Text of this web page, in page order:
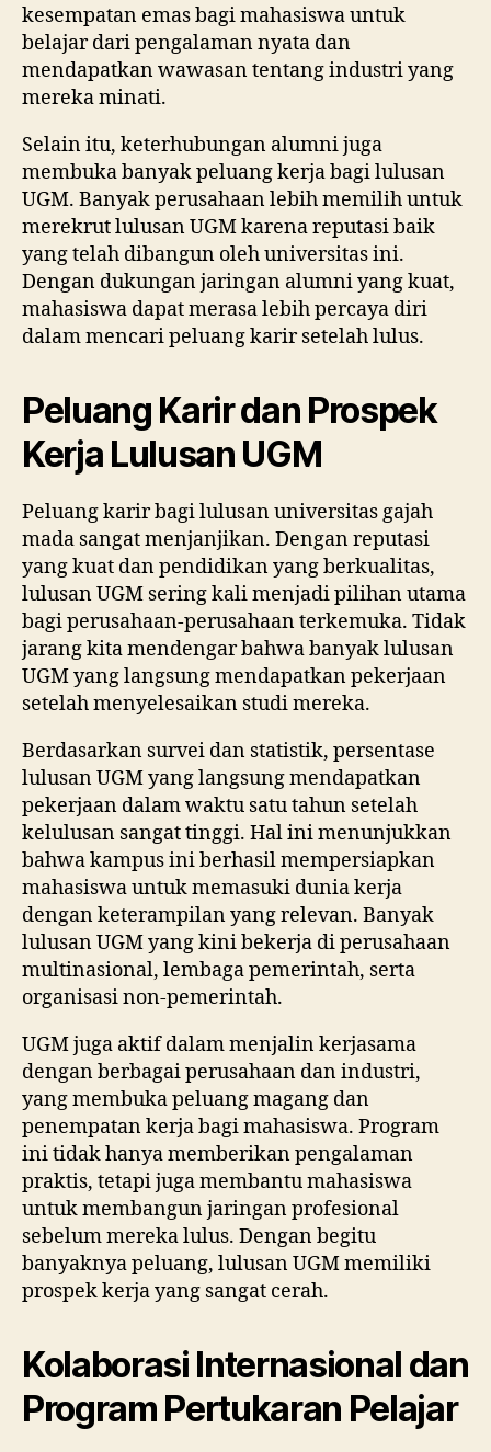
kesempatan emas bagi mahasiswa untuk
belajar dari pengalaman nyata dan
mendapatkan wawasan tentang industri yang
mereka minati.
Selain itu, keterhubungan alumni juga
membuka banyak peluang kerja bagi lulusan
UGM. Banyak perusahaan lebih memilih untuk
merekrut lulusan UGM karena reputasi baik
yang telah dibangun oleh universitas ini.
Dengan dukungan jaringan alumni yang kuat,
mahasiswa dapat merasa lebih percaya diri
dalam mencari peluang karir setelah lulus.
Peluang Karir dan Prospek
Kerja Lulusan UGM
Peluang karir bagi lulusan universitas gajah
mada sangat menjanjikan. Dengan reputasi
yang kuat dan pendidikan yang berkualitas,
lulusan UGM sering kali menjadi pilihan utama
bagi perusahaan-perusahaan terkemuka. Tidak
jarang kita mendengar bahwa banyak lulusan
UGM yang langsung mendapatkan pekerjaan
setelah menyelesaikan studi mereka.
Berdasarkan survei dan statistik, persentase
lulusan UGM yang langsung mendapatkan
pekerjaan dalam waktu satu tahun setelah
kelulusan sangat tinggi. Hal ini menunjukkan
bahwa kampus ini berhasil mempersiapkan
mahasiswa untuk memasuki dunia kerja
dengan keterampilan yang relevan. Banyak
lulusan UGM yang kini bekerja di perusahaan
multinasional, lembaga pemerintah, serta
organisasi non-pemerintah.
UGM juga aktif dalam menjalin kerjasama
dengan berbagai perusahaan dan industri,
yang membuka peluang magang dan
penempatan kerja bagi mahasiswa. Program
ini tidak hanya memberikan pengalaman
praktis, tetapi juga membantu mahasiswa
untuk membangun jaringan profesional
sebelum mereka lulus. Dengan begitu
banyaknya peluang, lulusan UGM memiliki
prospek kerja yang sangat cerah.
Kolaborasi Internasional dan
Program Pertukaran Pelajar